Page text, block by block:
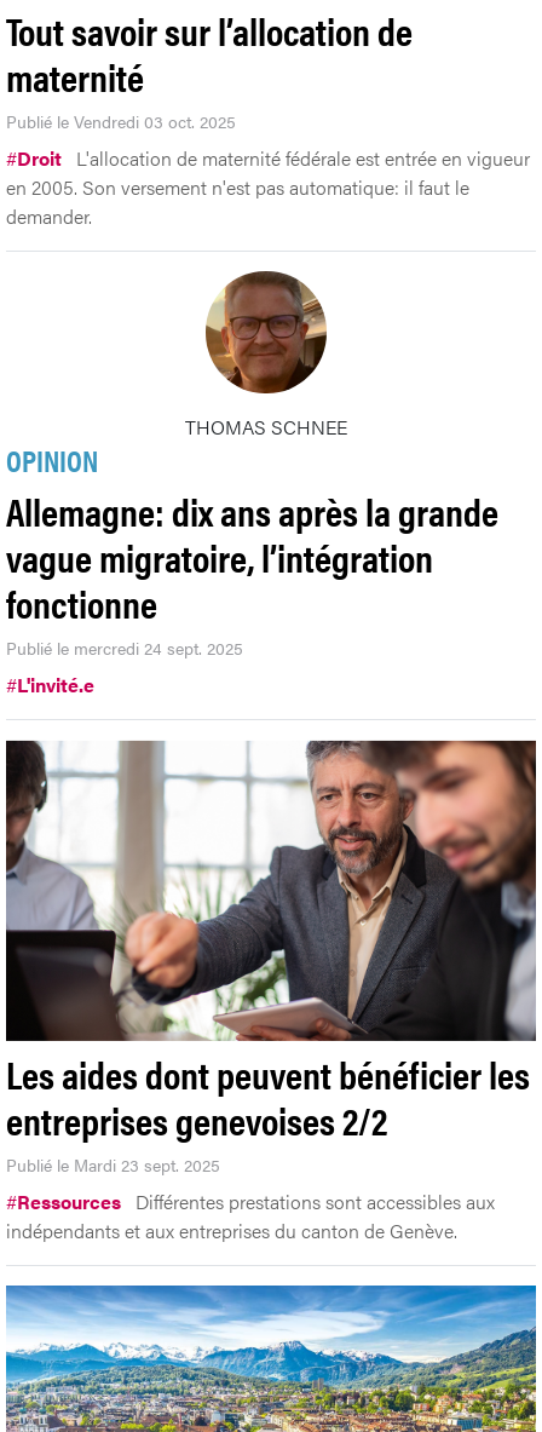
Tout savoir sur l’allocation de
maternité
Publié le Vendredi 03 oct. 2025
#Droit L'allocation de maternité fédérale est entrée en vigueur
en 2005. Son versement n'est pas automatique: il faut le
demander.
THOMAS SCHNEE
OPINION
Allemagne: dix ans après la grande
vague migratoire, l’intégration
fonctionne
Publié le mercredi 24 sept. 2025
#L'invité.e
Les aides dont peuvent bénéficier les
entreprises genevoises 2/2
Publié le Mardi 23 sept. 2025
#Ressources Différentes prestations sont accessibles aux
indépendants et aux entreprises du canton de Genève.